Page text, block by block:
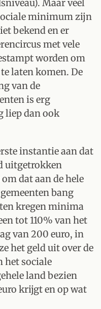
Maar veel
minimum zijn
bekend en er
met vele
worden om
laten komen. De
van de
is erg
liep dan ook
instantie aan dat
uitgetrokken
dat aan de hele
bang
kregen minima
tot 110% van het
van 200 euro, in
het geld uit over de
het sociale
land bezien
krijgt en op wat